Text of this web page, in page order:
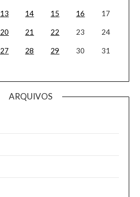
13 14 15 16 17
20 21 22 23 24
27 28 29 30
31
ARQUIVOS